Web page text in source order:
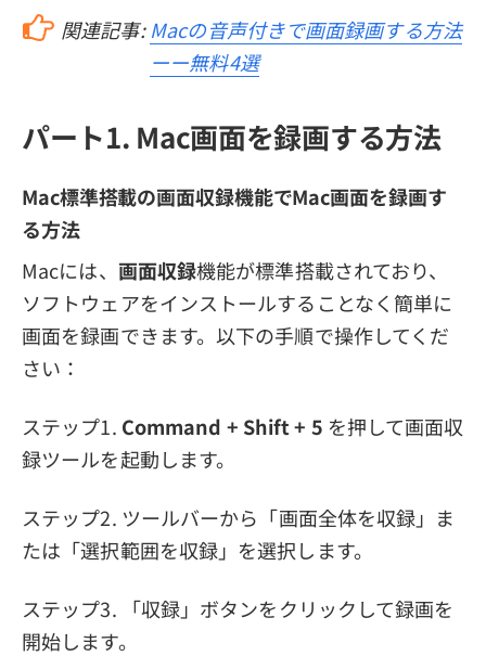
関連記事: Macの音声付きで画面録画する方法
ーー無料4選
パート1. Mac画面を録画する方法
Mac標準搭載の画面収録機能でMac画面を録画す
る方法
Macには、 画面収録機能が標準搭載されており、
ソフトウェアをインストールすることなく簡単に
画面を録画できます。以下の手順で操作してくだ
さい：
ステップ1. Command + Shift + 5 を押して画面収
録ツールを起動します。
ステップ2. ツールバーから「画面全体を収録」ま
たは「選択範囲を収録」を選択します。
ステップ3. 「収録」ボタンをクリックして録画を
開始します。